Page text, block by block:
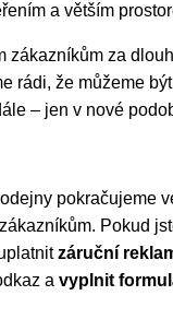
a větším
zákazníkům za
rádi, že můžeme
– jen v nové
pokračujeme
Pokud
záruční
a vyplnit